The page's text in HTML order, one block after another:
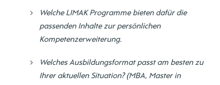
Welche LIMAK Programme bieten dafür die
passenden Inhalte zur persönlichen
Kompetenzerweiterung.
Welches Ausbildungsformat passt am besten zu
Ihrer aktuellen Situation? (MBA, Master in